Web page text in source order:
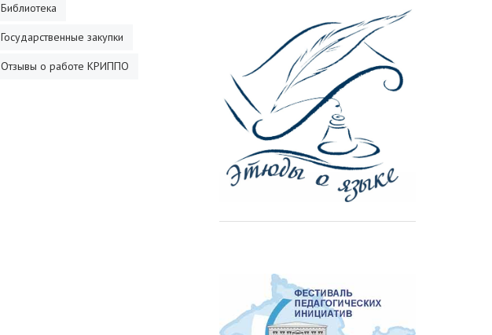
Библиотека
Государственные закупки
Отзывы о работе КРИППО